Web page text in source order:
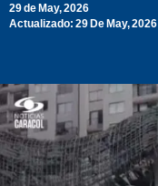
29 de May, 2026
Actualizado: 29 De May, 2026